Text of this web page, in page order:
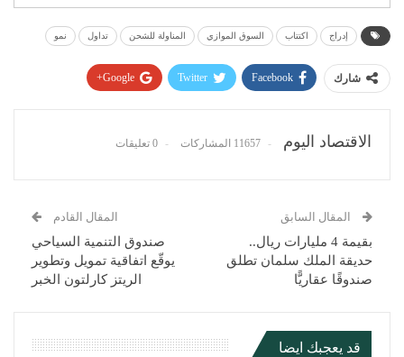
إدراج اكتتاب السوق الموازي المناولة للشحن تداول نمو
شارك Facebook
Twitter
Google+
البريد الإلكتروني
الاقتصاد اليوم 11657 المشاركات 0 تعليقات
المقال السابق
بقيمة 4 مليارات ريال..
حديقة الملك سلمان تطلق
صندوقًا عقاريًّا
المقال القادم
صندوق التنمية السياحي
يوقّع اتفاقية تمويل وتطوير
الريتز كارلتون الخبر
قد يعجبك ايضا